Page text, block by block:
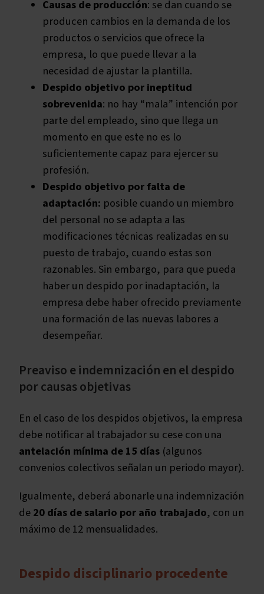
Causas de producción: se dan cuando se
producen cambios en la demanda de los
productos o servicios que ofrece la
empresa, lo que puede llevar a la
necesidad de ajustar la plantilla.
Despido objetivo por ineptitud
sobrevenida: no hay “mala” intención por
parte del empleado, sino que llega un
momento en que este no es lo
suficientemente capaz para ejercer su
profesión.
Despido objetivo por falta de
adaptación: posible cuando un miembro
del personal no se adapta a las
modificaciones técnicas realizadas en su
puesto de trabajo, cuando estas son
razonables. Sin embargo, para que pueda
haber un despido por inadaptación, la
empresa debe haber ofrecido previamente
una formación de las nuevas labores a
desempeñar.
Preaviso e indemnización en el despido
por causas objetivas
En el caso de los despidos objetivos, la empresa
debe notificar al trabajador su cese con una
antelación mínima de 15 días (algunos
convenios colectivos señalan un periodo mayor).
Igualmente, deberá abonarle una indemnización
de20 días de salario por año trabajado, con un
máximo de 12 mensualidades.
Despido disciplinario procedente